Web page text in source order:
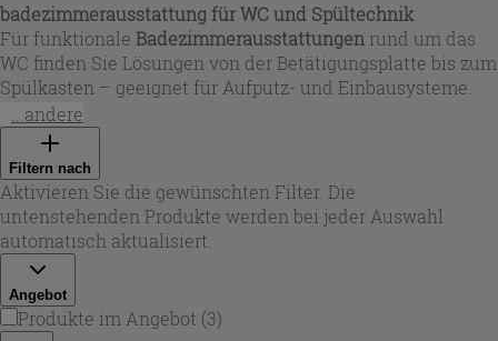
badezimmerausstattung für WC und Spültechnik
Für funktionale Badezimmerausstattungen rund um das
WC finden Sie Lösungen von der Betätigungsplatte bis zum
Spülkasten – geeignet für Aufputz- und Einbausysteme.
Varianten mit 1- oder 2-Tasten-Auslösung unterstützen
eine effiziente Wassernutzung, während robuste
Kunststoffe und hochwertige Oberflächen wie Weiß oder
Chrom sich harmonisch in moderne Badkonzepte
einfügen. Auch Zubehör für die sichere Verbindung und
Integration ins Spülsystem ist verfügbar, damit Ihre
badezimmerausstattung
...andere
Filtern nach
Aktivieren Sie die gewünschten Filter. Die
untenstehenden Produkte werden bei jeder Auswahl
automatisch aktualisiert.
Angebot
Produkte im Angebot (3)